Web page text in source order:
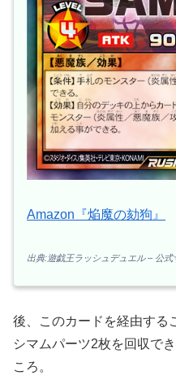
Amazon『焔魔の劾狗』
出典:遊戯王ラッシュデュエル – 公式
後、このカードを経由する
シマムパーツ2枚を回収で
ころ。